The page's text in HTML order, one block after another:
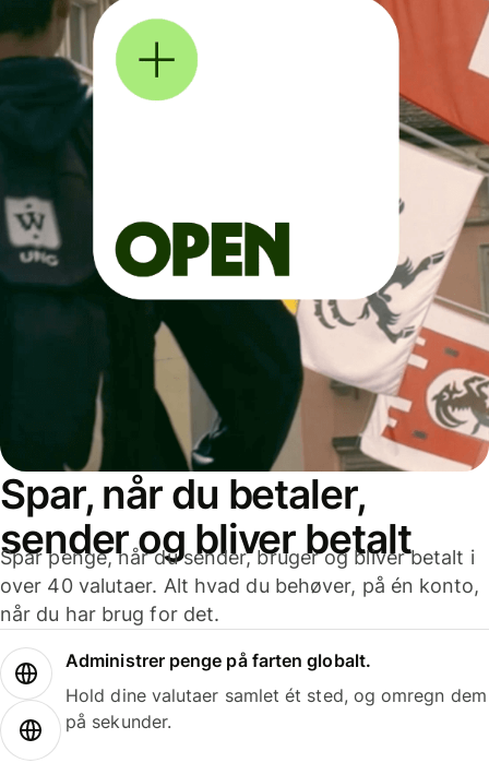
Spar, når du betaler,
sender og bliver betalt
Spar penge, når du sender, bruger og bliver betalt i
over 40 valutaer. Alt hvad du behøver, på én konto,
når du har brug for det.
Administrer penge på farten globalt.
Hold dine valutaer samlet ét sted, og omregn dem
på sekunder.